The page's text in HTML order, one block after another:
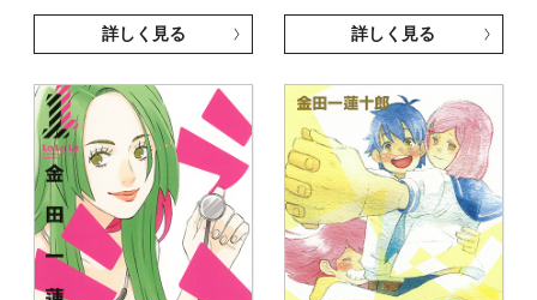
詳しく見る 詳しく見る